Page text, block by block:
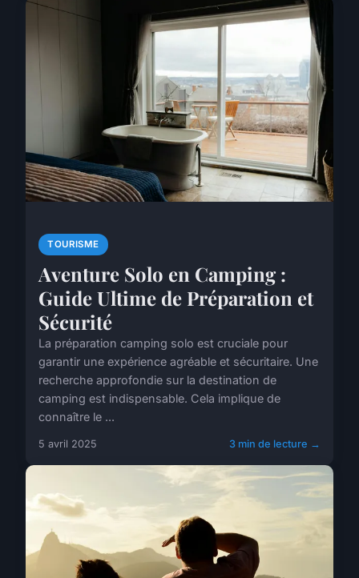
TOURISME
Aventure Solo en Camping :
Guide Ultime de Préparation et
Sécurité
La préparation camping solo est cruciale pour
garantir une expérience agréable et sécuritaire. Une
recherche approfondie sur la destination de
camping est indispensable. Cela implique de
connaître le ...
5 avril 2025 3 min de lecture →